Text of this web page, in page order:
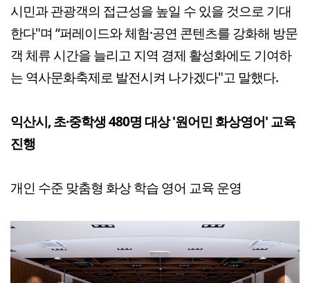
시민과 관광객의 접근성을 높일 수 있을 것으로 기대
한다"며 “퍼레이드와 체험·공연 콘텐츠를 강화해 방문
객 체류 시간을 늘리고 지역 경제 활성화에도 기여하
는 역사문화축제로 발전시켜 나가겠다"고 말했다.
익산시, 초·중학생 480명 대상 '원어민 화상영어' 교육
진행
개인 수준 맞춤형 화상 학습 영어 교육 운영